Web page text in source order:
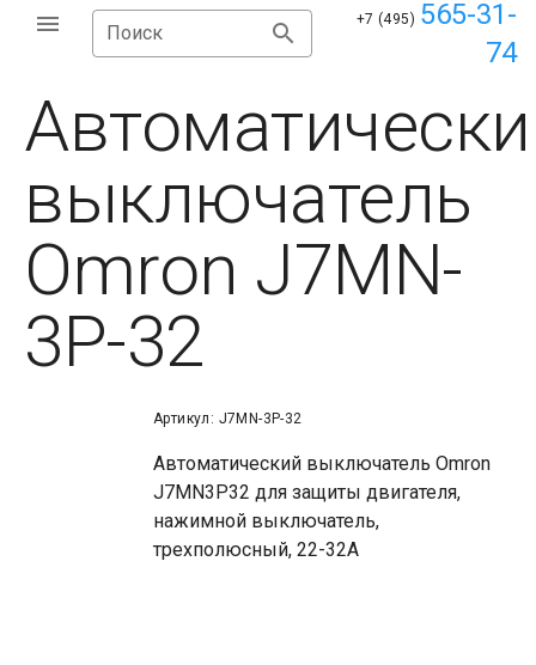
Поиск
+7 (495) 565-31-
74
выключатель
Omron J7MN-
3P-32
Артикул: J7MN-3P-32
Автоматический выключатель Omron
J7MN3P32 для защиты двигателя,
нажимной выключатель,
трехполюсный, 22-32A